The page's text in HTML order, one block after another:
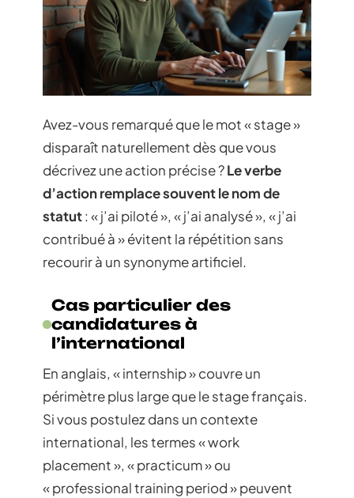
Avez-vous remarqué que le mot « stage »
disparaît naturellement dès que vous
décrivez une action précise ?Le verbe
d’action remplace souvent le nom de
statut: « j’ai piloté », « j’ai analysé », « j’ai
contribué à » évitent la répétition sans
recourir à un synonyme artificiel.
Cas particulier des
candidatures à
l’international
En anglais, « internship » couvre un
périmètre plus large que le stage français.
Si vous postulez dans un contexte
international, les termes « work
placement », « practicum » ou
« professional training period » peuvent